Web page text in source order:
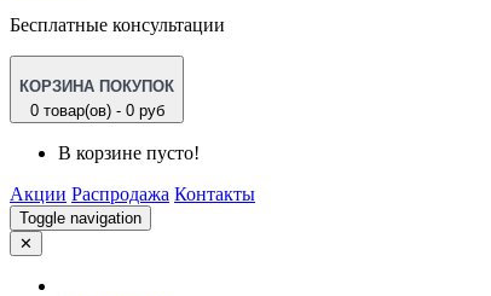
Бесплатные консультации
КОРЗИНА ПОКУПОК
0 товар(ов) - 0 руб
В корзине пусто!
Акции Распродажа Контакты
Toggle navigation
✕